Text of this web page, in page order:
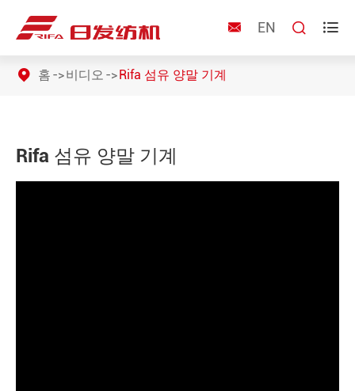
 EN  
홈 비디오 Rifa 섬유 양말 기계
Rifa 섬유 양말 기계